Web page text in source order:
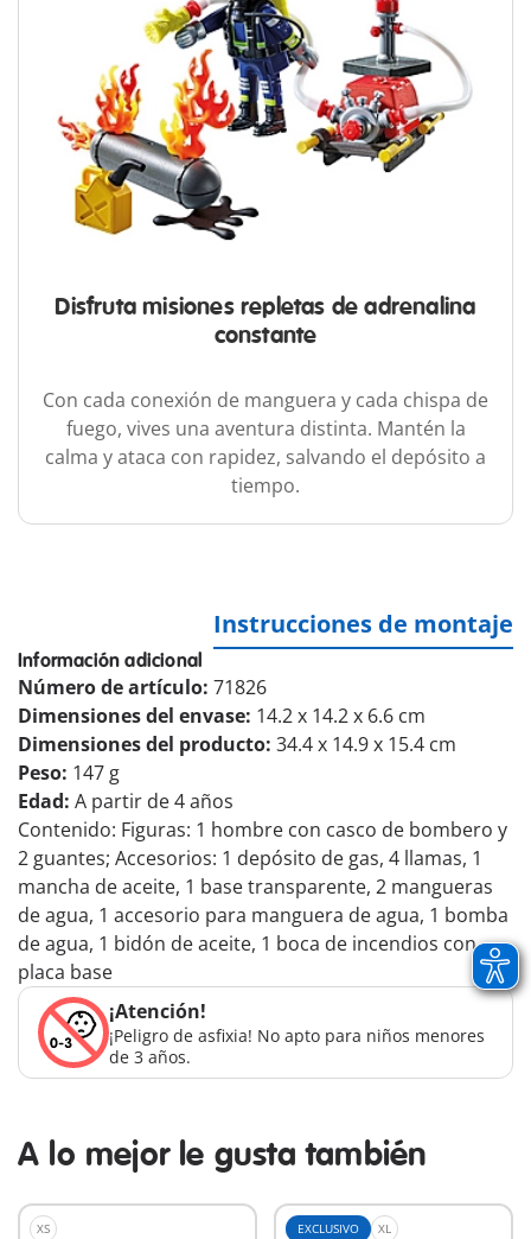
Disfruta misiones repletas de adrenalina
constante
Con cada conexión de manguera y cada chispa de
fuego, vives una aventura distinta. Mantén la
calma y ataca con rapidez, salvando el depósito a
tiempo.
Instrucciones de montaje
Información adicional
Número de artículo: 71826
Dimensiones del envase: 14.2 x 14.2 x 6.6 cm
Dimensiones del producto: 34.4 x 14.9 x 15.4 cm
Peso: 147 g
Edad: A partir de 4 años
Contenido: Figuras: 1 hombre con casco de bombero y
2 guantes; Accesorios: 1 depósito de gas, 4 llamas, 1
mancha de aceite, 1 base transparente, 2 mangueras
de agua, 1 accesorio para manguera de agua, 1 bomba
de agua, 1 bidón de aceite, 1 boca de incendios con
placa base
¡Atención!
¡Peligro de asfixia! No apto para niños menores
de 3 años.
A lo mejor le gusta también
XS EXCLUSIVO XL